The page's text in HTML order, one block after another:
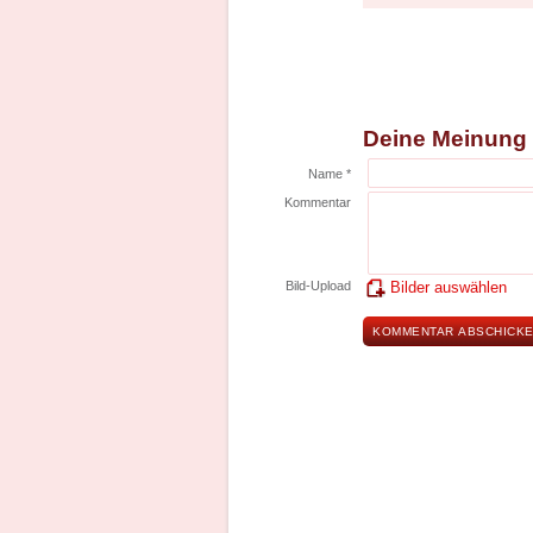
Deine Meinung
Name *
Kommentar
Bild-Upload Bilder auswählen